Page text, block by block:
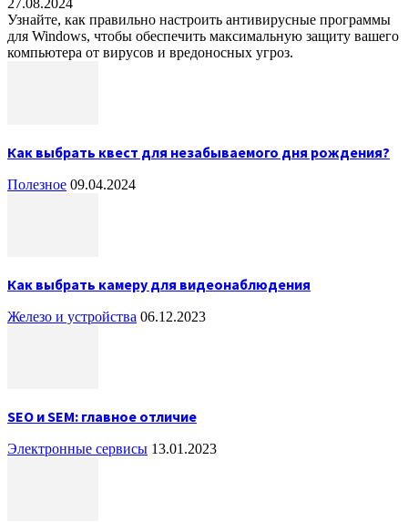
Узнайте, как правильно настроить антивирусные программы
для Windows, чтобы обеспечить максимальную защиту вашего
компьютера от вирусов и вредоносных угроз.
Как выбрать квест для незабываемого дня рождения?
Полезное 09.04.2024
Как выбрать камеру для видеонаблюдения
Железо и устройства 06.12.2023
SEO и SEM: главное отличие
Электронные сервисы 13.01.2023